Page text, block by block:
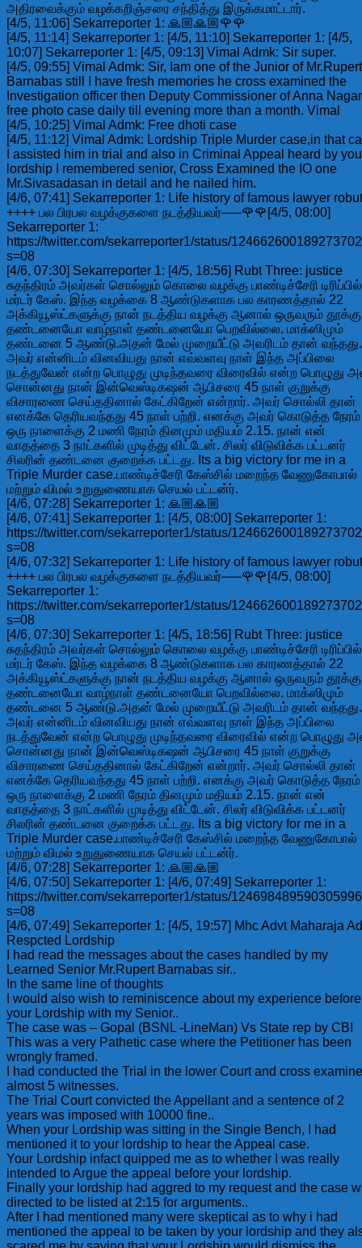
அதிரவைக்கும் வழக்கறிஞ்சரை சந்தித்து இருக்கமாட்டார்.
[4/5, 11:06] Sekarreporter 1: 🙏🏼🙏🏼🌹🌹
[4/5, 11:14] Sekarreporter 1: [4/5, 11:10] Sekarreporter 1: [4/5,
10:07] Sekarreporter 1: [4/5, 09:13] Vimal Admk: Sir super.
[4/5, 09:55] Vimal Admk: Sir, Iam one of the Junior of
Barnabas still I have fresh memories he cross examined the
Investigation officer then Deputy Commissioner of Anna
free photo case daily till evening more than a month. Vimal
[4/5, 10:25] Vimal Admk: Free dhoti case
[4/5, 11:12] Vimal Admk: Lordship Triple Murder case,in that
I assisted him in trial and also in Criminal Appeal heard by
lordship I remembered senior, Cross Examined the IO one
Mr.Sivasadasan in detail and he nailed him.
[4/6, 07:41] Sekarreporter 1: Life history of famous lawyer
++++ பல பிரபல வழக்குகளை நடத்தியவர்—–🌹🌹[4/5, 08:00]
Sekarreporter 1:
https://twitter.com/sekarreporter1/status/
s=08
[4/6, 07:30] Sekarreporter 1: [4/5, 18:56] Rubt Three: justice
சுதந்திரம் அவர்கள் சொல்லும் கொலை வழக்கு பாண்டிச்சேரி டிரிப்பில்
மர்டர் கேஸ். இந்த வழக்கை 8 ஆண்டுகளாக பல காரணத்தால் 22
அக்கியூஸ்ட்களுக்கு நான் நடத்திய வழக்கு ஆனால் ஒருவரும் தூக்கு
தண்டனையோ வாழ்நாள் தண்டனையோ பெறவில்லை. மாக்ஸிமும்
தண்டனை 5 ஆண்டு.அதன் மேல் முறையீட்டு அவரிடம் தான் வந்தது.
அவர் என்னிடம் வினவியது நான் எவ்வளவு நாள் இந்த அப்பிலை
நடத்துவேன் என்ற பொழுது முடிந்தவரை விரைவில் என்ற பொழுது
சொன்னது நான் இன்வெஸ்டிகஷன் ஆபிசரை 45 நாள் குறுக்கு
விசாரணை செய்ததினால் கேட்கிறேன் என்றார். அவர் சொல்லி தான்
எனக்கே தெரியவந்தது 45 நாள் பற்றி. எனக்கு அவர் கொடுத்த நேரம்
ஒரு நாளைக்கு 2 மணி நேரம் தினமும் மதியம் 2.15. நான் என்
வாதத்தை 3 நாட்களில் முடித்து விட்டேன். சிலர் விடுவிக்க பட்டனர்
சிலரின் தண்டனை குறைக்க பட்டது. Its a big victory for me in a
Triple Murder case.பாண்டிச்சேரி கேஸ்சில் மறைந்த வேணுகோபால்
மற்றும் விமல் உறுதுணையாக செயல் பட்டன்ர்.
[4/6, 07:28] Sekarreporter 1: 🙏🏼🙏🏼
[4/6, 07:41] Sekarreporter 1: [4/5, 08:00] Sekarreporter 1:
https://twitter.com/sekarreporter1/status/
s=08
[4/6, 07:32] Sekarreporter 1: Life history of famous lawyer
++++ பல பிரபல வழக்குகளை நடத்தியவர்—–🌹🌹[4/5, 08:00]
Sekarreporter 1:
https://twitter.com/sekarreporter1/status/
s=08
[4/6, 07:30] Sekarreporter 1: [4/5, 18:56] Rubt Three: justice
சுதந்திரம் அவர்கள் சொல்லும் கொலை வழக்கு பாண்டிச்சேரி டிரிப்பில்
மர்டர் கேஸ். இந்த வழக்கை 8 ஆண்டுகளாக பல காரணத்தால் 22
அக்கியூஸ்ட்களுக்கு நான் நடத்திய வழக்கு ஆனால் ஒருவரும் தூக்கு
தண்டனையோ வாழ்நாள் தண்டனையோ பெறவில்லை. மாக்ஸிமும்
தண்டனை 5 ஆண்டு.அதன் மேல் முறையீட்டு அவரிடம் தான் வந்தது.
அவர் என்னிடம் வினவியது நான் எவ்வளவு நாள் இந்த அப்பிலை
நடத்துவேன் என்ற பொழுது முடிந்தவரை விரைவில் என்ற பொழுது
சொன்னது நான் இன்வெஸ்டிகஷன் ஆபிசரை 45 நாள் குறுக்கு
விசாரணை செய்ததினால் கேட்கிறேன் என்றார். அவர் சொல்லி தான்
எனக்கே தெரியவந்தது 45 நாள் பற்றி. எனக்கு அவர் கொடுத்த நேரம்
ஒரு நாளைக்கு 2 மணி நேரம் தினமும் மதியம் 2.15. நான் என்
வாதத்தை 3 நாட்களில் முடித்து விட்டேன். சிலர் விடுவிக்க பட்டனர்
சிலரின் தண்டனை குறைக்க பட்டது. Its a big victory for me in a
Triple Murder case.பாண்டிச்சேரி கேஸ்சில் மறைந்த வேணுகோபால்
மற்றும் விமல் உறுதுணையாக செயல் பட்டன்ர்.
[4/6, 07:28] Sekarreporter 1: 🙏🏼🙏🏼
[4/6, 07:50] Sekarreporter 1: [4/6, 07:49] Sekarreporter 1:
https://twitter.com/sekarreporter1/status/
s=08
[4/6, 07:49] Sekarreporter 1: [4/5, 19:57] Mhc Advt Maharaja
Respcted Lordship
I had read the messages about the cases handled by my
Learned Senior Mr.Rupert Barnabas sir..
In the same line of thoughts
I would also wish to reminiscence about my experience before
your Lordship with my Senior..
The case was – Gopal (BSNL -LineMan) Vs State rep by CBI
This was a very Pathetic case where the Petitioner has been
wrongly framed.
I had conducted the Trial in the lower Court and cross
almost 5 witnesses.
The Trial Court convicted the Appellant and a sentence of 2
years was imposed with 10000 fine..
When your Lordship was sitting in the Single Bench, I had
mentioned it to your lordship to hear the Appeal case.
Your Lordship infact quipped me as to whether I was really
intended to Argue the appeal before your lordship.
Finally your lordship had aggred to my request and the case
directed to be listed at 2:15 for arguments..
After I had mentioned many were skeptical as to why i had
mentioned the appeal to be taken by your lordship and they